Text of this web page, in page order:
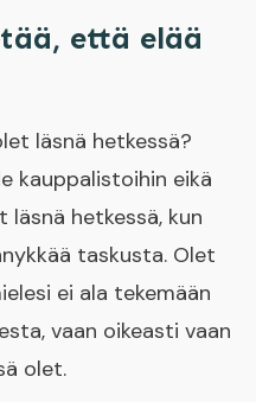
että elää
läsnä hetkessä?
kauppalistoihin eikä
läsnä hetkessä, kun
taskusta. Olet
ei ala tekemään
vaan oikeasti vaan
olet.